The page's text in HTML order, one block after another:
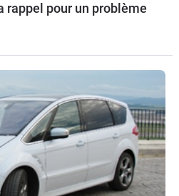
rappel pour un problème